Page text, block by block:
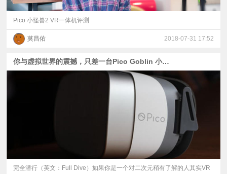
普
验
Pico 小怪兽2 VR一体机评测
莫昌佑 2018-07-31 17:52
你与虚拟世界的震撼，只差一台Pico Goblin 小怪兽VR一体机的距离！
完全潜行（英文：Full Dive）如果你是一个对二次元稍有了解的人其实VR